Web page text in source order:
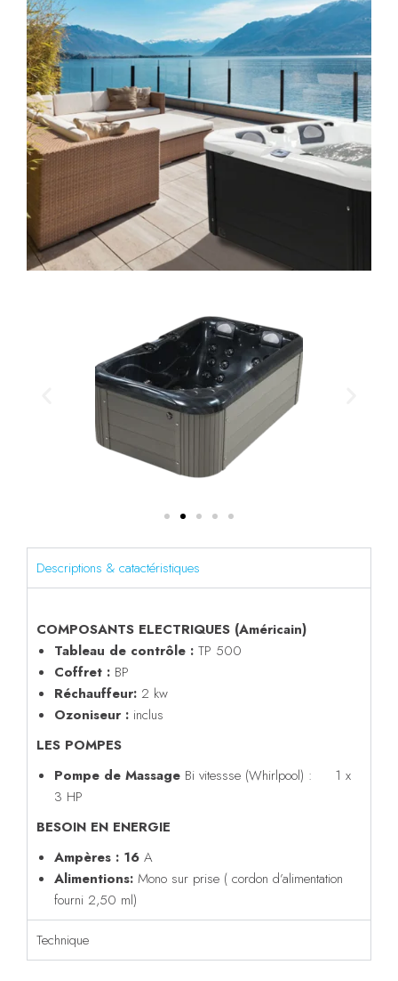
Descriptions & catactéristiques
COMPOSANTS ELECTRIQUES (Américain)
Tableau de contrôle : TP 500
Coffret : BP
Réchauffeur: 2 kw
Ozoniseur : inclus
LES POMPES
Pompe de Massage Bi vitessse (Whirlpool) : 1 x
3 HP
BESOIN EN ENERGIE
Ampères : 16 A
Alimentions: Mono sur prise ( cordon d’alimentation
fourni 2,50 ml)
Technique